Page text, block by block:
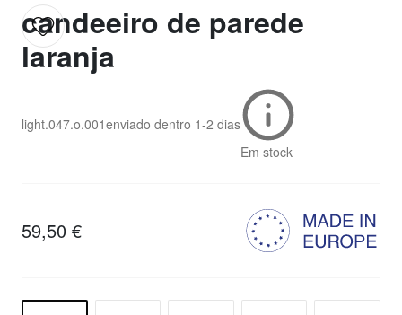
candeeiro de parede
laranja
light.047.o.001enviado dentro 1-2 dias
Em stock
59,50 €